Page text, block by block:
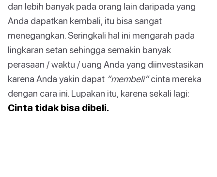
dan lebih banyak pada orang lain daripada yang
Anda dapatkan kembali, itu bisa sangat
menegangkan. Seringkali hal ini mengarah pada
lingkaran setan sehingga semakin banyak
perasaan / waktu / uang Anda yang diinvestasikan
karena Anda yakin dapat “membeli”cinta mereka
dengan cara ini. Lupakan itu, karena sekali lagi:
Cinta tidak bisa dibeli.